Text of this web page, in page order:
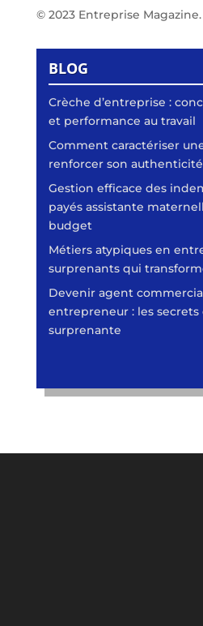
© 2023 Entreprise
BLOG
Crèche d’entreprise :
et performance au travail
Comment caractériser
renforcer son
Gestion efficace des
payés assistante
budget
Métiers atypiques en
surprenants qui
Devenir agent
entrepreneur : les secrets
surprenante